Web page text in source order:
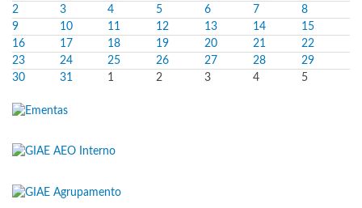
2
3 4 5 6 7
8
9
10 11 12 13 14
15
16
17 18 19 20 21
22
23
24 25 26 27 28
29
30
31 1 2 3 4 5